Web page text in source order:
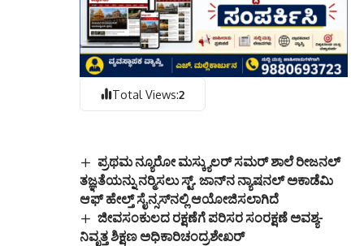
Total Views:2
ಪ್ರಥಮ ನ್ಯೂರೋ ಮಸ್ಕ್ಯುಲರ್ ಸಮರ್ ಶಾಲೆ ರೀಜನಲ್
ತಜ್ಞತೆಯನ್ನು ನರ‍್ಮಿಸಲು ಸ್ಟ್. ಜಾನ್‌ನ ನ್ಯಾಷನಲ್ ಅಕಾಡೆಮಿ
ಆಫ್ ಹೇಲ್ತ್ ಸೈನ್ಸಸ್‌ನಲ್ಲಿ ಆಯೋಜಿಸಲಾಗಿದೆ
ಜೀವಸಂಕುಲದ ರಕ್ಷಣೆಗೆ ಪರಿಸರ ಸಂರಕ್ಷಣೆ ಅವಶ್ಯ-
ನಿವೃತ್ತ ಶಿಕ್ಷಣ ಅಧಿಕಾರಿಚಂದ್ರಶೇಖರ್